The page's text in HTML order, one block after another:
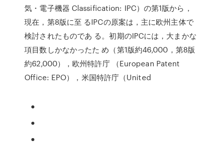
気・電子機器 Classification: IPC）の第1版から，
現在，第8版に至 るIPCの原案は，主に欧州主体で
検討されたものであ る。初期のIPCには，大まかな
項目数しかなかったた め（第1版約46,000，第8版
約62,000），欧州特許庁 （European Patent
Office: EPO），米国特許庁（United